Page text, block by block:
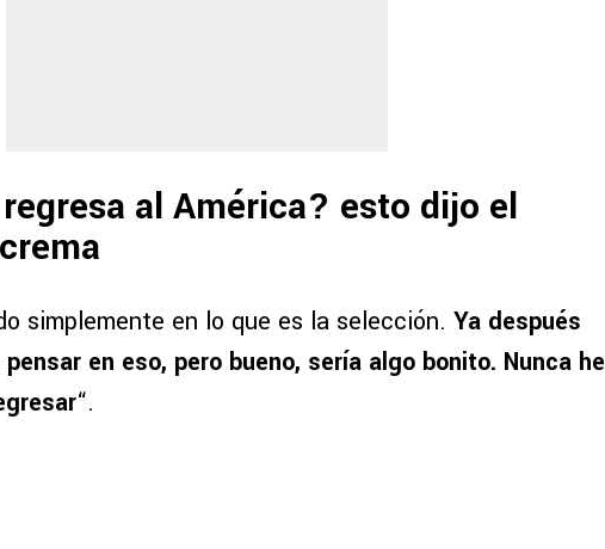
al América? esto dijo el
simplemente en lo que es la selección. Ya después
en eso, pero bueno, sería algo bonito. Nunca he
“.